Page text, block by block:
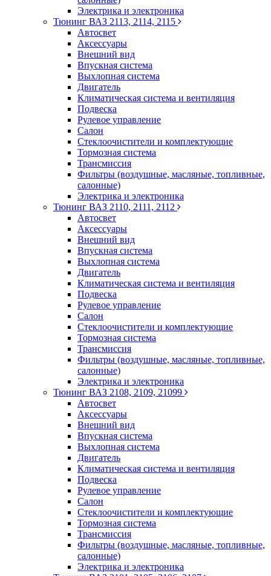
Электрика и электроника
Тюнинг ВАЗ 2113, 2114, 2115
Автосвет
Аксессуары
Внешний вид
Впускная система
Выхлопная система
Двигатель
Климатическая система и вентиляция
Подвеска
Рулевое управление
Салон
Стеклоочистители и комплектующие
Тормозная система
Трансмиссия
Фильтры (воздушные, масляные, топливные,
салонные)
Электрика и электроника
Тюнинг ВАЗ 2110, 2111, 2112
Автосвет
Аксессуары
Внешний вид
Впускная система
Выхлопная система
Двигатель
Климатическая система и вентиляция
Подвеска
Рулевое управление
Салон
Стеклоочистители и комплектующие
Тормозная система
Трансмиссия
Фильтры (воздушные, масляные, топливные,
салонные)
Электрика и электроника
Тюнинг ВАЗ 2108, 2109, 21099
Автосвет
Аксессуары
Внешний вид
Впускная система
Выхлопная система
Двигатель
Климатическая система и вентиляция
Подвеска
Рулевое управление
Салон
Стеклоочистители и комплектующие
Тормозная система
Трансмиссия
Фильтры (воздушные, масляные, топливные,
салонные)
Электрика и электроника